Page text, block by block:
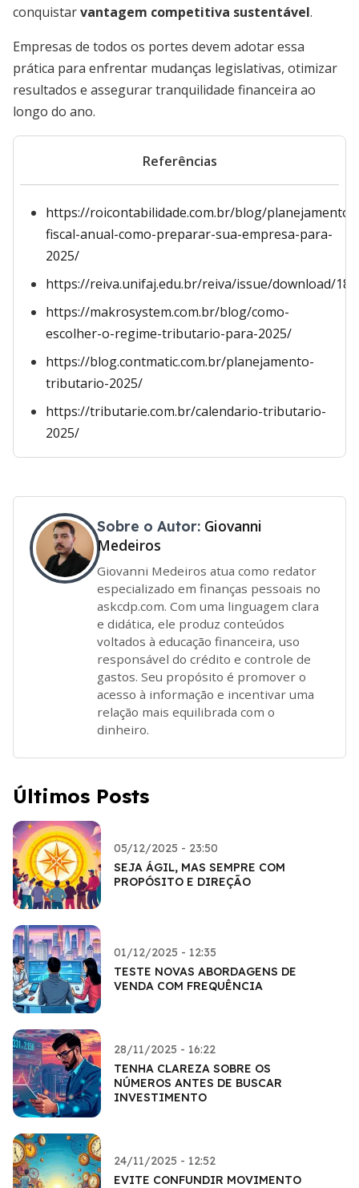
conquistarvantagem competitiva sustentável.
Empresas de todos os portes devem adotar essa
prática para enfrentar mudanças legislativas, otimizar
resultados e assegurar tranquilidade financeira ao
longo do ano.
Referências
https://roicontabilidade.com.br/blog/planejamento-
fiscal-anual-como-preparar-sua-empresa-para-
2025/
https://reiva.unifaj.edu.br/reiva/issue/download/18/
https://makrosystem.com.br/blog/como-
escolher-o-regime-tributario-para-2025/
https://blog.contmatic.com.br/planejamento-
tributario-2025/
https://tributarie.com.br/calendario-tributario-
2025/
Sobre o Autor: Giovanni
Medeiros
Giovanni Medeiros atua como redator
especializado em finanças pessoais no
askcdp.com. Com uma linguagem clara
e didática, ele produz conteúdos
voltados à educação financeira, uso
responsável do crédito e controle de
gastos. Seu propósito é promover o
acesso à informação e incentivar uma
relação mais equilibrada com o
dinheiro.
Últimos Posts
05/12/2025 - 23:50
SEJA ÁGIL, MAS SEMPRE COM
PROPÓSITO E DIREÇÃO
01/12/2025 - 12:35
TESTE NOVAS ABORDAGENS DE
VENDA COM FREQUÊNCIA
28/11/2025 - 16:22
TENHA CLAREZA SOBRE OS
NÚMEROS ANTES DE BUSCAR
INVESTIMENTO
24/11/2025 - 12:52
EVITE CONFUNDIR MOVIMENTO